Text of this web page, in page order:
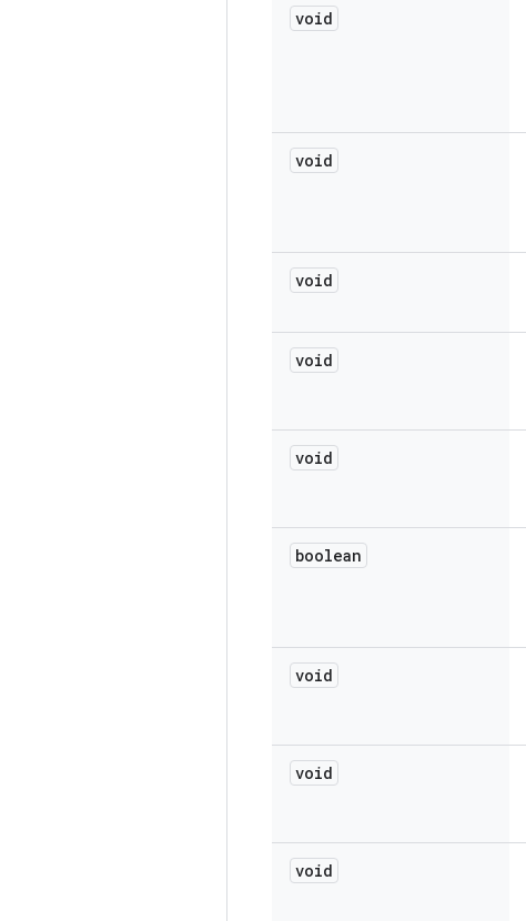
void
void
void
void
void
boolean
void
void
void